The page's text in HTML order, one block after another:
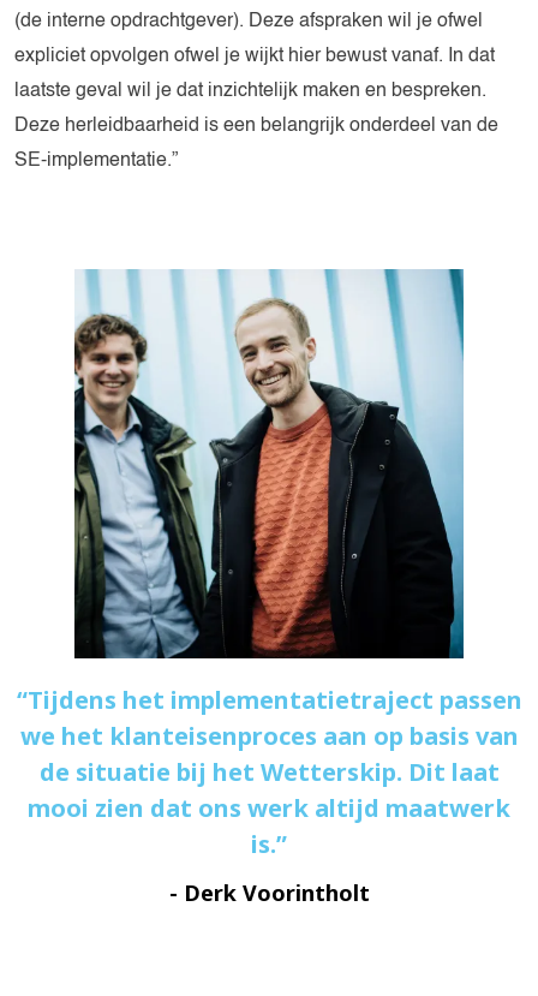
(de interne opdrachtgever). Deze afspraken wil je ofwel
expliciet opvolgen ofwel je wijkt hier bewust vanaf. In dat
laatste geval wil je dat inzichtelijk maken en bespreken.
Deze herleidbaarheid is een belangrijk onderdeel van de
SE-implementatie.”
Tijdens het implementatietraject passen
we het klanteisenproces aan op basis van
de situatie bij het Wetterskip. Dit laat
mooi zien dat ons werk altijd maatwerk
is.
- Derk Voorintholt